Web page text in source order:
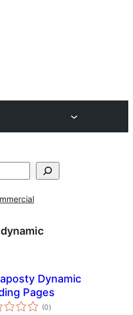
dynamic
Dynamic
Pages
(0tổng
đánh
)